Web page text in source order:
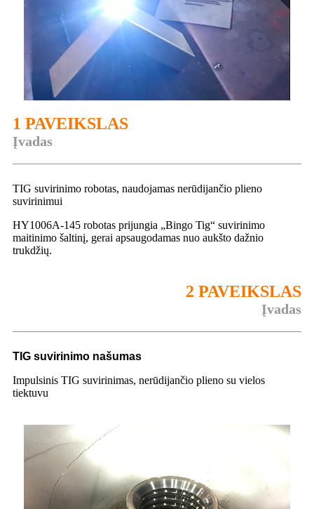
1 PAVEIKSLAS
Įvadas
TIG suvirinimo robotas, naudojamas nerūdijančio plieno
suvirinimui
HY1006A-145 robotas prijungia „Bingo Tig“ suvirinimo
maitinimo šaltinį, gerai apsaugodamas nuo aukšto dažnio
trukdžių.
2 PAVEIKSLAS
Įvadas
TIG suvirinimo našumas
Impulsinis TIG suvirinimas, nerūdijančio plieno su vielos
tiektuvu